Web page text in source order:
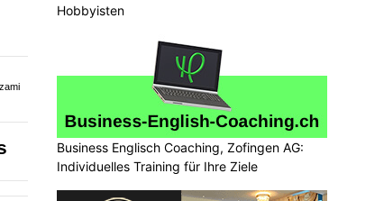
Hobbyisten
Business Englisch Coaching, Zofingen AG:
Individuelles Training für Ihre Ziele